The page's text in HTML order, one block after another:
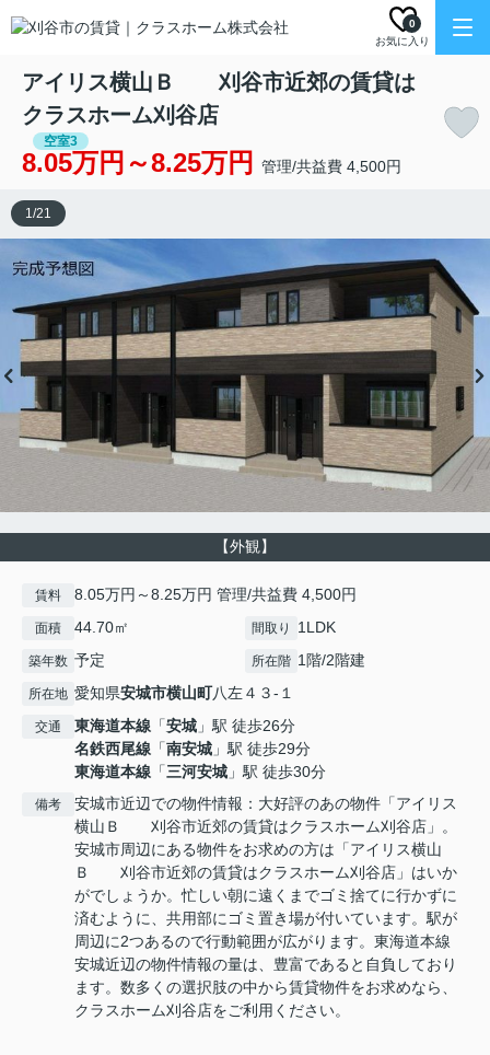
お気に入り
0
アイリス横山Ｂ 刈谷市近郊の賃貸は
クラスホーム刈谷店
空室3
8.05万円～8.25万円 管理/共益費 4,500円
【外観】
1/21
賃料 8.05万円～8.25万円 管理/共益費 4,500円
面積 44.70㎡ 間取り 1LDK
築年数 予定 所在階 1階/2階建
所在地 愛知県安城市横山町八左４３-１
交通 東海道本線 「安城 」駅 徒歩26分
名鉄西尾線 「南安城 」駅 徒歩29分
東海道本線 「三河安城 」駅 徒歩30分
備考
安城市近辺での物件情報：大好評のあの物件「アイリス
横山Ｂ 刈谷市近郊の賃貸はクラスホーム刈谷店」。
安城市周辺にある物件をお求めの方は「アイリス横山
Ｂ 刈谷市近郊の賃貸はクラスホーム刈谷店」はいか
がでしょうか。忙しい朝に遠くまでゴミ捨てに行かずに
済むように、共用部にゴミ置き場が付いています。駅が
周辺に2つあるので行動範囲が広がります。東海道本線
安城近辺の物件情報の量は、豊富であると自負しており
ます。数多くの選択肢の中から賃貸物件をお求めなら、
クラスホーム刈谷店をご利用ください。